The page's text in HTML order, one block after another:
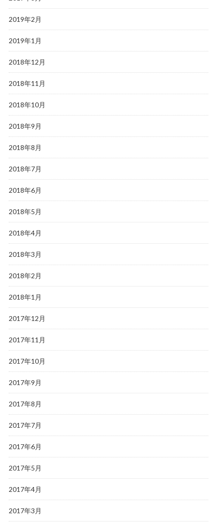
2019年2月
2019年1月
2018年12月
2018年11月
2018年10月
2018年9月
2018年8月
2018年7月
2018年6月
2018年5月
2018年4月
2018年3月
2018年2月
2018年1月
2017年12月
2017年11月
2017年10月
2017年9月
2017年8月
2017年7月
2017年6月
2017年5月
2017年4月
2017年3月